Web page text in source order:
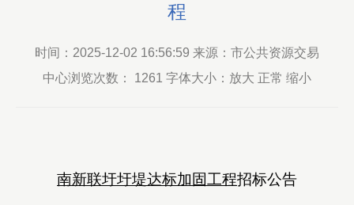
程
时间：2025-12-02 16:56:59 来源：市公共资源交易
中心浏览次数： 1261 字体大小：放大 正常 缩小
南新联圩圩堤达标加固工程招标公告